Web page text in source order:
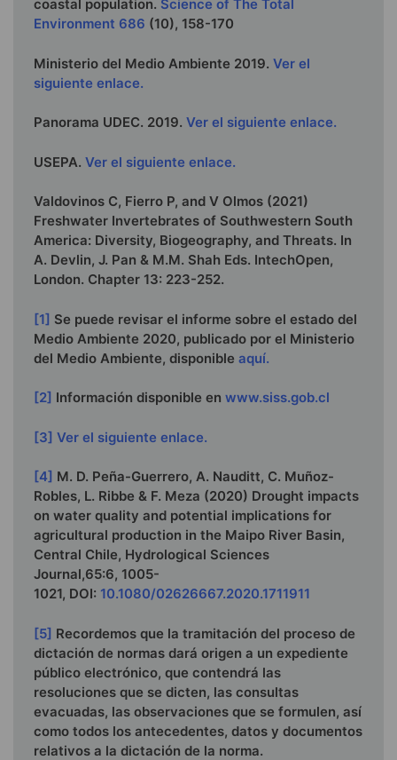
coastal population. Science of The Total
Environment 686 (10), 158-170
Ministerio del Medio Ambiente 2019. Ver el
siguiente enlace.
Panorama UDEC. 2019. Ver el siguiente enlace.
USEPA. Ver el siguiente enlace.
Valdovinos C, Fierro P, and V Olmos (2021)
Freshwater Invertebrates of Southwestern South
America: Diversity, Biogeography, and Threats. In
A. Devlin, J. Pan & M.M. Shah Eds. IntechOpen,
London. Chapter 13: 223-252.
[1] Se puede revisar el informe sobre el estado del
Medio Ambiente 2020, publicado por el Ministerio
del Medio Ambiente, disponible aquí.
[2] Información disponible en www.siss.gob.cl
[3] Ver el siguiente enlace.
[4] M. D. Peña-Guerrero, A. Nauditt, C. Muñoz-
Robles, L. Ribbe & F. Meza (2020) Drought impacts
on water quality and potential implications for
agricultural production in the Maipo River Basin,
Central Chile, Hydrological Sciences
Journal,65:6, 1005-
1021, DOI: 10.1080/02626667.2020.1711911
[5] Recordemos que la tramitación del proceso de
dictación de normas dará origen a un expediente
público electrónico, que contendrá las
resoluciones que se dicten, las consultas
evacuadas, las observaciones que se formulen, así
como todos los antecedentes, datos y documentos
relativos a la dictación de la norma.